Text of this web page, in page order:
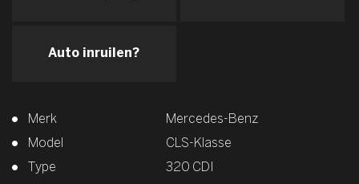
Auto inruilen?
Merk
Mercedes-Benz
Model
CLS-Klasse
Type
320 CDI